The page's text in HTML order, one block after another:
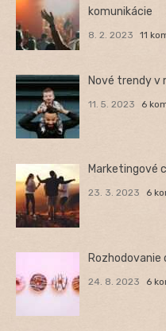
komunikácie
8. 2. 2023 11
Nové trendy v
11. 5. 2023 6
Marketingové
23. 3. 2023 6
Rozhodovanie
24. 8. 2023 6